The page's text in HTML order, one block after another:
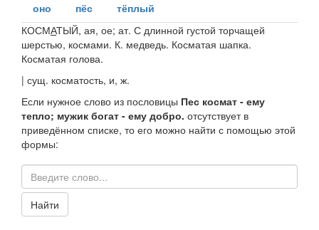
оно пёс
тёплый
КОСМАТЫЙ, ая, ое; ат. С длинной густой торчащей
шерстью, космами. К. медведь. Косматая шапка.
Косматая голова.
| сущ. косматость, и, ж.
Если нужное слово из пословицы Пес космат - ему
тепло; мужик богат - ему добро. отсутствует в
приведённом списке, то его можно найти с помощью этой
формы:
Найти